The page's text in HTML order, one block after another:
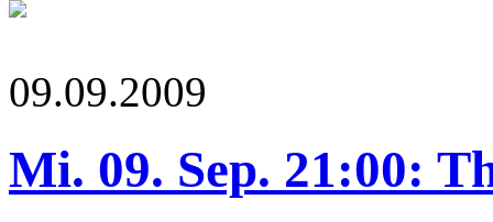
09.09.2009
Mi. 09. Sep. 21:00: